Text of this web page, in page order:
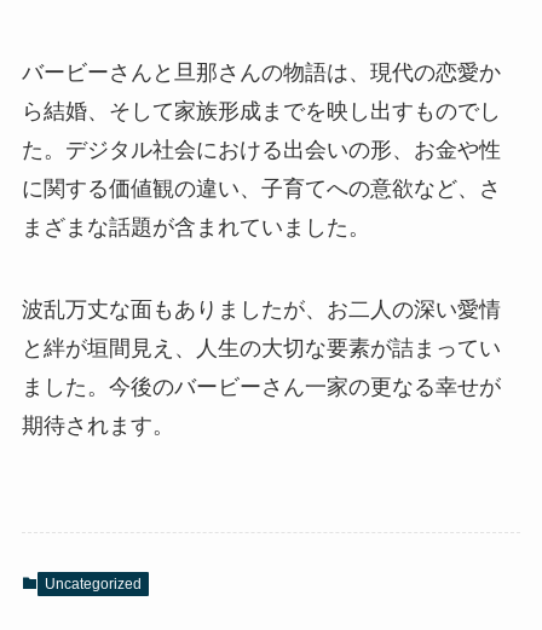
バービーさんと旦那さんの物語は、現代の恋愛か
ら結婚、そして家族形成までを映し出すものでし
た。デジタル社会における出会いの形、お金や性
に関する価値観の違い、子育てへの意欲など、さ
まざまな話題が含まれていました。
波乱万丈な面もありましたが、お二人の深い愛情
と絆が垣間見え、人生の大切な要素が詰まってい
ました。今後のバービーさん一家の更なる幸せが
期待されます。
Uncategorized